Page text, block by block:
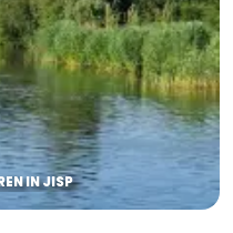
IN JISP